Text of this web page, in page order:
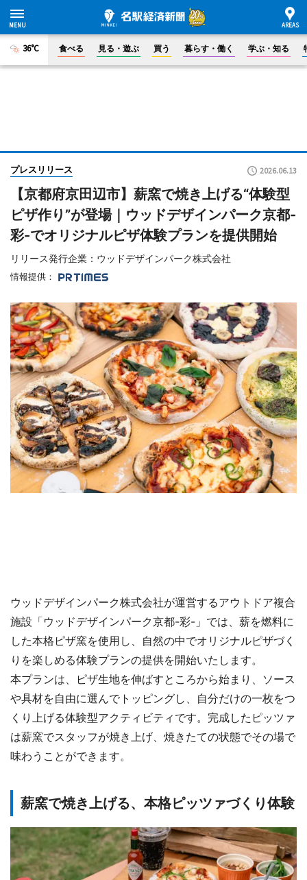
36°C 食べる 見る・遊ぶ 買う 暮らす・働く 学ぶ・知る
プレスリリース 2026.06.13
【京都府京田辺市】薪窯で焼き上げる“体験型
ピザ作り”が登場｜ウッドデザインパーク京都-
彩-でオリジナルピザ体験プランを提供開始
リリース発行企業：ウッドデザインパーク株式会社
情報提供：
ウッドデザインパーク株式会社が運営するアウトドア複合
施設「ウッドデザインパーク京都-彩-」では、薪を燃料に
した本格ピザ窯を使用し、自然の中でオリジナルピザづく
りを楽しめる体験プランの提供を開始いたします。
本プランは、ピザ生地を伸ばすところから始まり、ソース
や具材を自由に選んでトッピングし、自分だけの一枚をつ
くり上げる体験型アクティビティです。完成したピッツァ
は薪窯でスタッフが焼き上げ、焼きたての状態でその場で
味わうことができます。
薪窯で焼き上げる、本格ピッツァづくり体験